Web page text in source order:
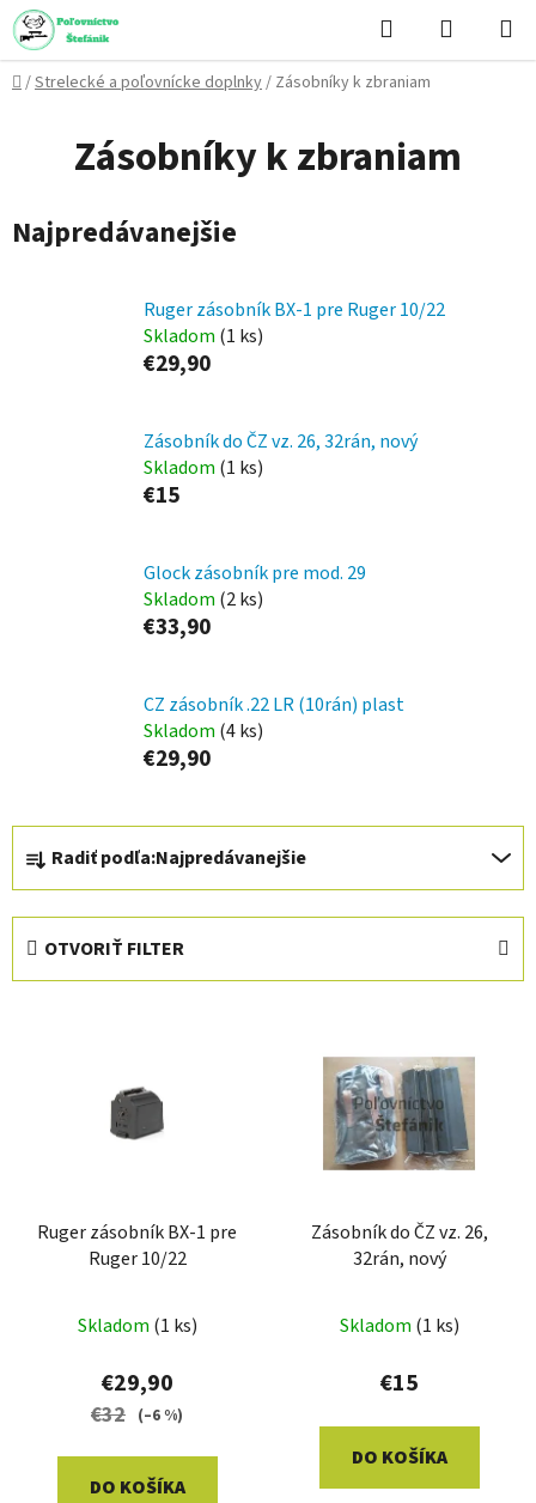
Prejsť
na
obsah
Hľadať
KOŠÍK
Domov
/Strelecké a poľovnícke doplnky/ Zásobníky k zbraniam
Zásobníky k zbraniam
Najpredávanejšie
Ruger zásobník BX-1 pre Ruger 10/22
Skladom (1 ks)
€29,90
Zásobník do ČZ vz. 26, 32rán, nový
Skladom (1 ks)
€15
Glock zásobník pre mod. 29
Skladom (2 ks)
€33,90
CZ zásobník .22 LR (10rán) plast
Skladom (4 ks)
€29,90
R
d
i
Radiť podľa:Najpredávanejšie
OTVORIŤ FILTER
Ruger zásobník BX-1 pre
Ruger 10/22
Skladom (1 ks)
€29,90
€32 (–6 %)
DO KOŠÍKA
Zásobník do ČZ vz. 26,
32rán, nový
Skladom (1 ks)
€15
DO KOŠÍKA